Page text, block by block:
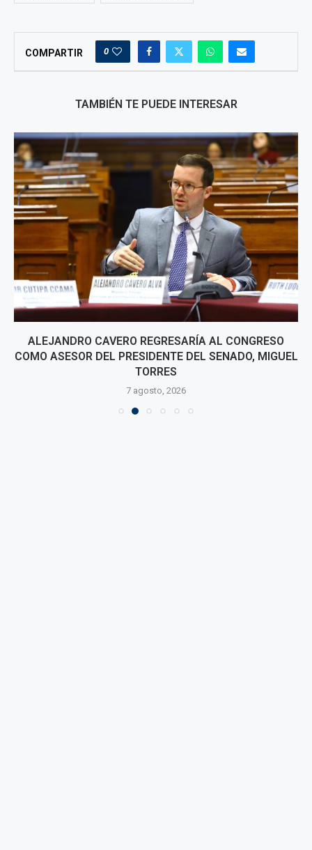
COMPARTIR 0
TAMBIÉN TE PUEDE INTERESAR
ALEJANDRO CAVERO REGRESARÍA AL CONGRESO
COMO ASESOR DEL PRESIDENTE DEL SENADO, MIGUEL
TORRES
7 agosto, 2026